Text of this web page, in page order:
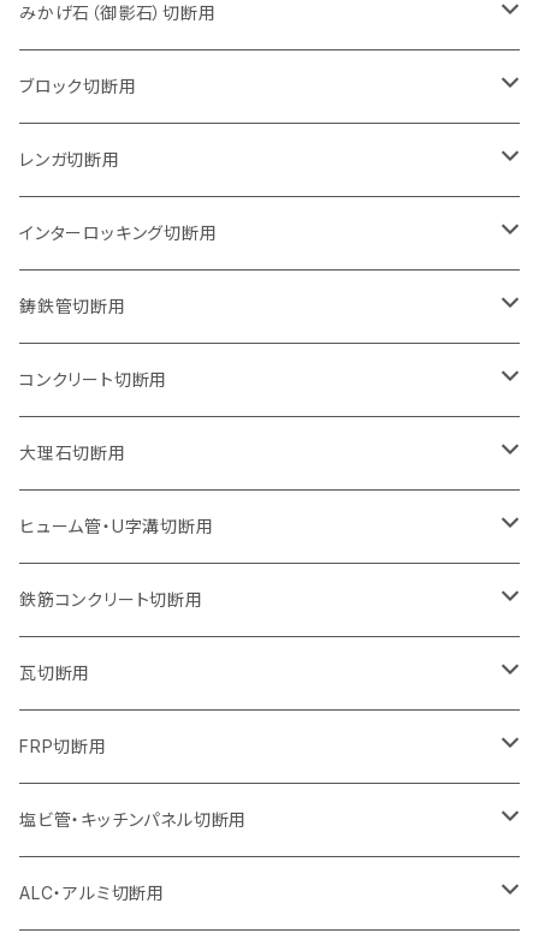
105mm（4インチ）
125mm（5インチ）
グラインダー取付用
石井超硬電動切断機 取付用
みかげ石（御影石）切断用
105mm（4インチ）
セグメントタイプ
セグメントタイプ（ビス穴付き
125mm（5インチ）
セグメントタイプ
セグメントタイプ（ビス穴付き
150mm（6インチ）
セグメントタイプ
180mm（7インチ）
セグメントタイプ
205mm（8インチ）
セグメントタイプ
230mm（9インチ）
セグメントタイプ
305mm（12インチ）
セグメント
セグメント（特殊凸凹加工チップ）
355mm（14インチ）
セグメント
セグメント（特殊凸凹加工チップ）
405mm（16インチ）
セグメントタイプ
ブロック切断用
105mm（4インチ）
セグメントタイプ
ウェーブタイプ
125mm（5インチ）
セグメントタイプ
ウェーブタイプ
150mm（6インチ）
セグメントタイプ
ウェーブタイプ
180mm（7インチ）
セグメントタイプ
ウェーブタイプ
205mm（8インチ）
セグメントタイプ
ウェーブタイプ
230mm（9インチ）
セグメントタイプ
ウェーブタイプ
255mm（10インチ）
セグメントタイプ
305mm（12インチ）
セグメント
セグメント（特殊凸凹加工チップ）
355mm（14インチ）
セグメント
セグメント（特殊凸凹加工チップ）
レンガ切断用
105mm（4インチ）
セグメントタイプ
ウェーブタイプ
125mm（5インチ）
セグメントタイプ
ウェーブタイプ
150mm（6インチ）
セグメントタイプ
ウェーブタイプ
180mm（7インチ）
セグメントタイプ
ウェーブタイプ
205mm（8インチ）
セグメントタイプ
ウェーブタイプ
230mm（9インチ）
セグメントタイプ
ウェーブタイプ
255mm（10インチ）
セグメントタイプ
305mm（12インチ）
セグメント
セグメント（特殊凸凹加工チップ）
355mm（14インチ）
セグメント
インターロッキング切断用
105mm（4インチ）
セグメントタイプ
セグメントタイプ（ビス穴付き
125mm（5インチ）
セグメントタイプ
セグメントタイプ（ビス穴付き
150mm（6インチ）
セグメントタイプ
180mm（7インチ）
セグメントタイプ
205mm（8インチ）
セグメントタイプ
230mm（9インチ）
セグメントタイプ
255mm（10インチ）
セグメントタイプ（一般道路カッター用
305mm（12インチ）
セグメントタイプ
355mm（14インチ）
鋳鉄管切断用
105mm（4インチ）
セグメントタイプ
セグメントタイプ（ビス穴付き
125mm（5インチ）
セグメントタイプ
セグメントタイプ（ビス穴付き
150mm（6インチ）
セグメントタイプ
180mm（7インチ）
セグメントタイプ
205mm（8インチ）
セグメントタイプ
230mm（9インチ）
セグメントタイプ
305mm（12インチ）
セグメントタイプ
355mm（14インチ）
コンクリート切断用
105mm（4インチ）
セグメントタイプ
ウェーブタイプ
125mm（5インチ）
セグメントタイプ
ウェーブタイプ
150mm（6インチ）
セグメントタイプ
ウェーブタイプ
180mm（7インチ）
セグメントタイプ
ウェーブタイプ
205mm（8インチ）
セグメントタイプ
ウェーブタイプ
230mm（9インチ）
セグメントタイプ
255mm（10インチ）
大理石切断用
125mm（5インチ）
ヒューム管・U字溝切断用
105mm（4インチ）
セグメントタイプ
125mm（5インチ）
セグメントタイプ
150mm（6インチ）
セグメントタイプ
180mm（7インチ）
セグメントタイプ
205mm（8インチ）
鉄筋コンクリート切断用
305mm（12インチ）
セグメントタイプ
355mm（14インチ）
セグメントタイプ
405mm（16インチ）
セグメントタイプ
瓦切断用
105mm（4インチ）
FRP切断用
125ｍｍ（5インチ）
塩ビ管・キッチンパネル切断用
125ｍｍ（5インチ）
ALC・アルミ切断用